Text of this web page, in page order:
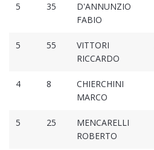
5 35
D'ANNUNZIO
FABIO
5 55
VITTORI
RICCARDO
4 8
CHIERCHINI
MARCO
5 25
MENCARELLI
ROBERTO